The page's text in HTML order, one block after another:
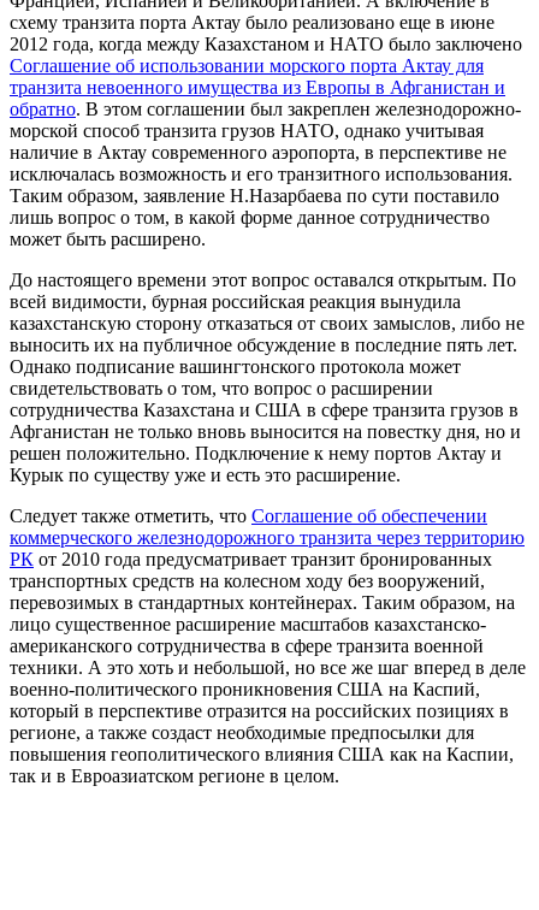
схему транзита порта Актау было реализовано еще в июне
2012 года, когда между Казахстаном и НАТО было заключено
Соглашение об использовании морского порта Актау для
транзита невоенного имущества из Европы в Афганистан и
обратно. В этом соглашении был закреплен железнодорожно-
морской способ транзита грузов НАТО, однако учитывая
наличие в Актау современного аэропорта, в перспективе не
исключалась возможность и его транзитного использования.
Таким образом, заявление Н.Назарбаева по сути поставило
лишь вопрос о том, в какой форме данное сотрудничество
может быть расширено.
До настоящего времени этот вопрос оставался открытым. По
всей видимости, бурная российская реакция вынудила
казахстанскую сторону отказаться от своих замыслов, либо не
выносить их на публичное обсуждение в последние пять лет.
Однако подписание вашингтонского протокола может
свидетельствовать о том, что вопрос о расширении
сотрудничества Казахстана и США в сфере транзита грузов в
Афганистан не только вновь выносится на повестку дня, но и
решен положительно. Подключение к нему портов Актау и
Курык по существу уже и есть это расширение.
Следует также отметить, что Соглашение об обеспечении
коммерческого железнодорожного транзита через территорию
РК от 2010 года предусматривает транзит бронированных
транспортных средств на колесном ходу без вооружений,
перевозимых в стандартных контейнерах. Таким образом, на
лицо существенное расширение масштабов казахстанско-
американского сотрудничества в сфере транзита военной
техники. А это хоть и небольшой, но все же шаг вперед в деле
военно-политического проникновения США на Каспий,
который в перспективе отразится на российских позициях в
регионе, а также создаст необходимые предпосылки для
повышения геополитического влияния США как на Каспии,
так и в Евроазиатском регионе в целом.